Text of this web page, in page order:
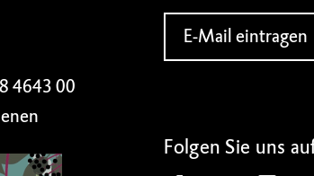
4643 00
E-Mail eintragen
Folgen Sie uns